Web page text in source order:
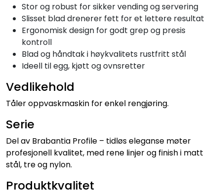
Stor og robust for sikker vending og servering
Slisset blad drenerer fett for et lettere resultat
Ergonomisk design for godt grep og presis
kontroll
Blad og håndtak i høykvalitets rustfritt stål
Ideell til egg, kjøtt og ovnsretter
Vedlikehold
Tåler oppvaskmaskin for enkel rengjøring.
Serie
Del av Brabantia Profile – tidløs eleganse møter
profesjonell kvalitet, med rene linjer og finish i matt
stål, tre og nylon.
Produktkvalitet